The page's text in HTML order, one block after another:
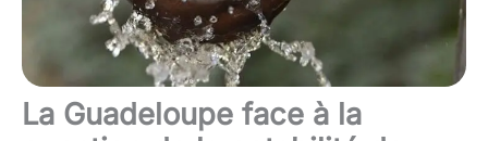
La Guadeloupe face à la